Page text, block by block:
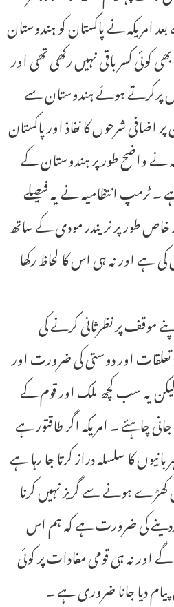
امریکہ نے پاکستان کو ہندوستان
کوئی کسر باقی نہیں رکھی تھی اور
پرکرتے ہوئے ہندوستان سے
اضافی شرحوں کا نفاذ اور پاکستان
نے واضح طور پر ہندوستان کے
ٹرمپ انتظامیہ نے یہ فیصلے
طور پر نریندر مودی کے ساتھ
کی ہے اور نہ ہی اس کا لحاظ رکھا
موقف پر نظرثانی کرنے کی
اور دوستی کی ضرورت اور
یہ سب کچھ ملک اور قوم کے
چاہئے ۔ امریکہ اگر طاقتور ہے
کا سلسلہ دراز کرتا جا رہا ہے
کھڑے ہونے سے گریز نہیں کرنا
کی ضرورت ہے کہ ہم اس
اور نہ ہی قومی مفادات پر کوئی
دیا جانا ضروری ہے ۔